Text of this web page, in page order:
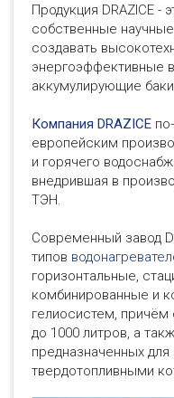
Продукция DRAZICE -
собственные
создавать
энергоэффективные
аккумулирующие баки
Компания DRAZICE
европейским
и горячего
внедрившая в
ТЭН.
Современный завод
типов
горизонтальные,
комбинированные и
гелиосистем,
до 1000 литров, а
предназначенных
твердотопливными